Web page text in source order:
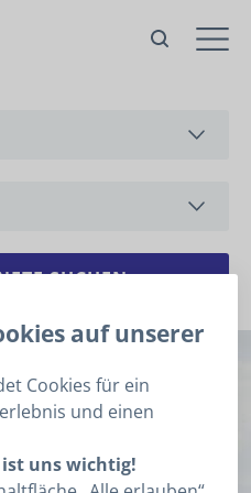
auf unserer
Cookies für ein
und einen
uns wichtig!
2 3
Anreise, Abreise nicht.